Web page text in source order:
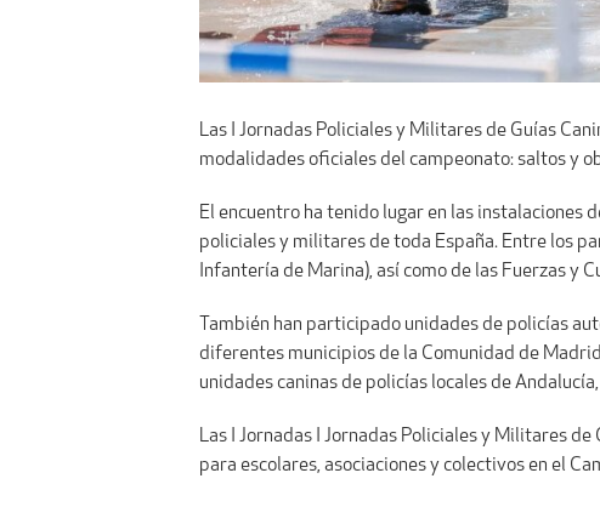
Las I Jornadas Policiales y Militares de Guías
modalidades oficiales del campeonato: saltos y
El encuentro ha tenido lugar en las instalaciones
policiales y militares de toda España. Entre los
Infantería de Marina), así como de las Fuerzas y
También han participado unidades de policías
diferentes municipios de la Comunidad de
unidades caninas de policías locales de
Las I Jornadas I Jornadas Policiales y Militares
para escolares, asociaciones y colectivos en el